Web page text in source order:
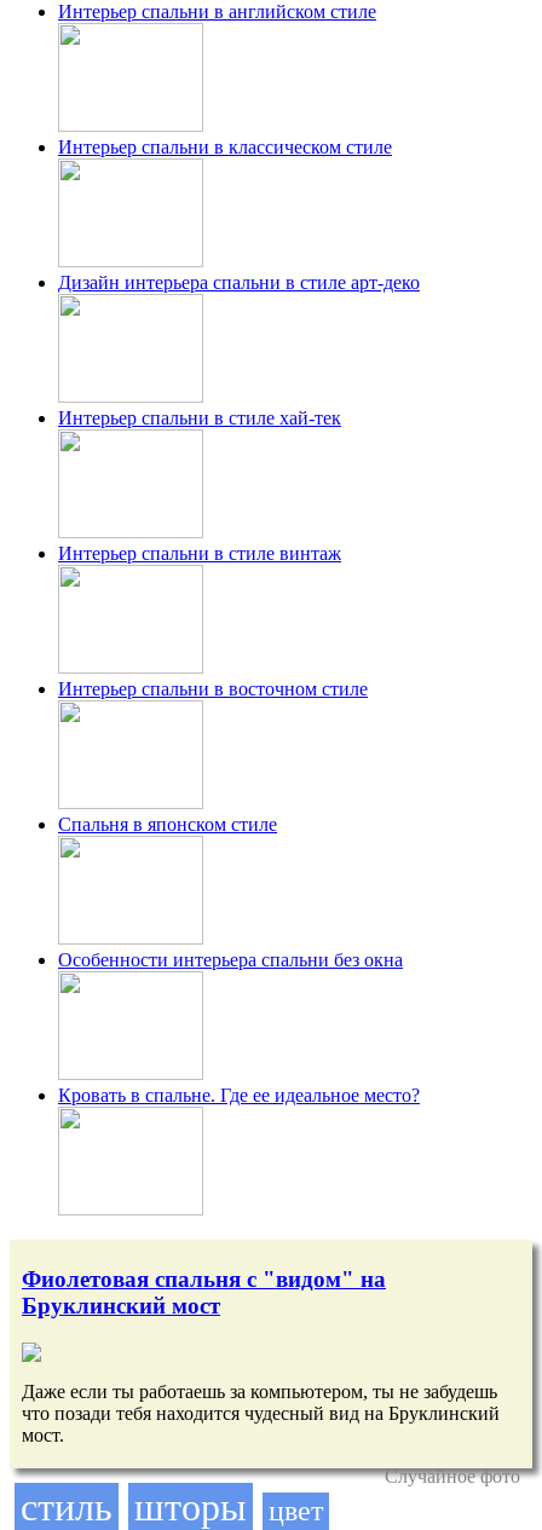
Интерьер спальни в английском стиле
Интерьер спальни в классическом стиле
Дизайн интерьера спальни в стиле арт-деко
Интерьер спальни в стиле хай-тек
Интерьер спальни в стиле винтаж
Интерьер спальни в восточном стиле
Спальня в японском стиле
Особенности интерьера спальни без окна
Кровать в спальне. Где ее идеальное место?
Фиолетовая спальня с "видом" на
Бруклинский мост
Даже если ты работаешь за компьютером, ты не забудешь
что позади тебя находится чудесный вид на Бруклинский
мост.
Случайное фото
стиль шторы
цвет